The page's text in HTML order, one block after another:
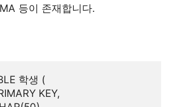
등이 존재합니다.
학생 (
KEY,